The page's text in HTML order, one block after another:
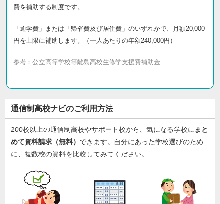
費を補助する制度です。
「通学費」または「帰省費及び居住費」のいずれかで、月額20,000
円を上限に補助します。（一人あたりの年額240,000円）
参考： 公立高等学校等離島高校生修学支援費補助金
通信制高校ナビのご利用方法
200校以上の通信制高校やサポート校から、気になる学校にまと
めて資料請求（無料） できます。自分にあった学校選びのため
に、複数校の資料を比較してみてください。